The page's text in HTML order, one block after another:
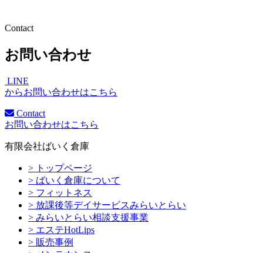
Contact
お問い合わせ
LINE
からお問い合わせはこちら
Contact
お問い合わせはこちら
有限会社ばいく倉庫
> トップページ
> ばいく倉庫について
> フィットネス
> 放課後等デイサービスみらいとらい
> みらいとらい相談支援事業
> エステHotLips
> 販売事例